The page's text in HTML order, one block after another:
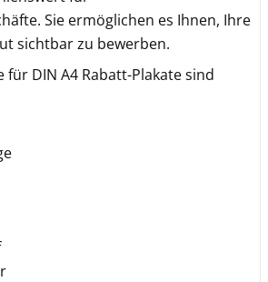
Sie ermöglichen es Ihnen, Ihre
sichtbar zu bewerben.
DIN A4 Rabatt-Plakate sind